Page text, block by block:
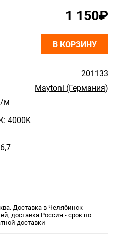
201133
Maytoni (Германия)
м
4000K
Доставка в Челябинск
доставка Россия - срок по
доставки
1 150₽
В КОРЗИНУ